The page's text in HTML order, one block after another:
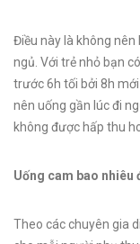
Điều này là không nên
ngủ. Với trẻ nhỏ bạn
trước 6h tối bởi 8h
nên uống gần lúc đi
không được hấp thu
Uống cam bao nhiêu
Theo các chuyên gia